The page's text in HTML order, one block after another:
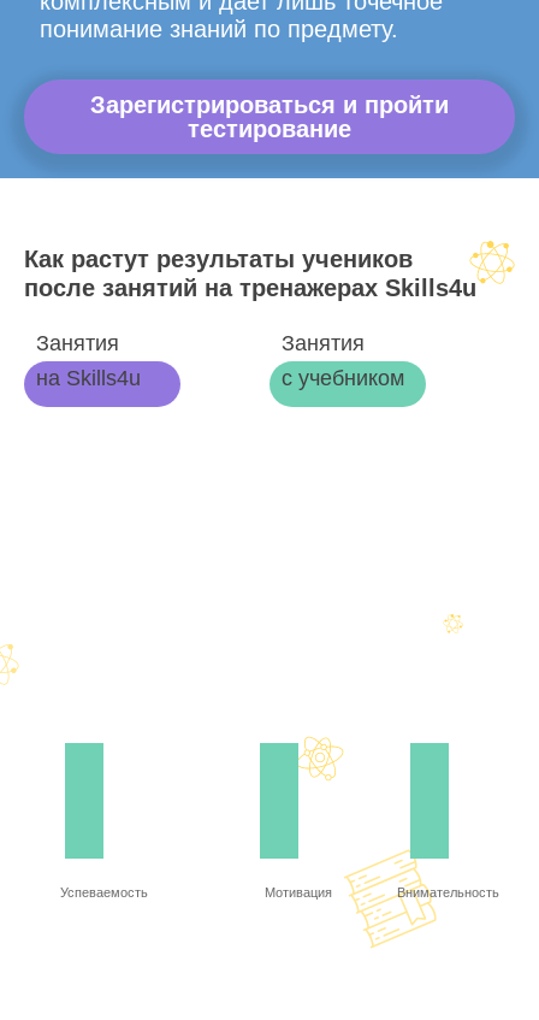
понимание знаний по предмету.
Зарегистрироваться и пройти
тестирование
Как растут результаты учеников
после занятий на тренажерах Skills4u
Занятия
на Skills4u
Занятия
с учебником
Успеваемость Мотивация Внимательность